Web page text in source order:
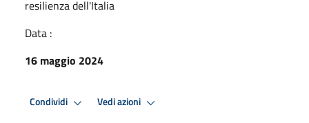
resilienza dell'Italia
Data :
16 maggio 2024
Condividi Vedi azioni